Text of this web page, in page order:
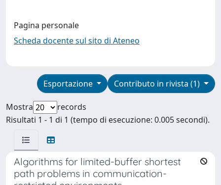
Pagina personale
Scheda docente sul sito di Ateneo
Contributo in rivista (1)
Esportazione
Mostra
records
Risultati 1 - 1 di 1 (tempo di esecuzione: 0.005 secondi).
Algorithms for limited-buffer shortest
path problems in communication-